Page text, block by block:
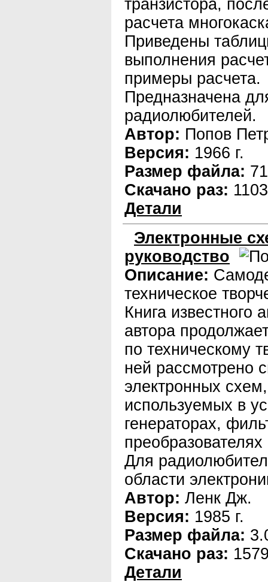
транзистора,
расчета
Приведены
выполнения
примеры расчета.
Предназначена
радиолюбителей.
Автор: Попов
Версия: 1966 г.
Размер файла:
Скачано раз: 1103
Детали
Электронные
руководство
Описание:
техническое
Книга известного
автора
по техническому
ней рассмотрено
электронных
используемых в
генераторах,
Для
области
Автор: Ленк Дж.
Версия: 1985 г.
Размер файла:
Скачано раз:
Детали